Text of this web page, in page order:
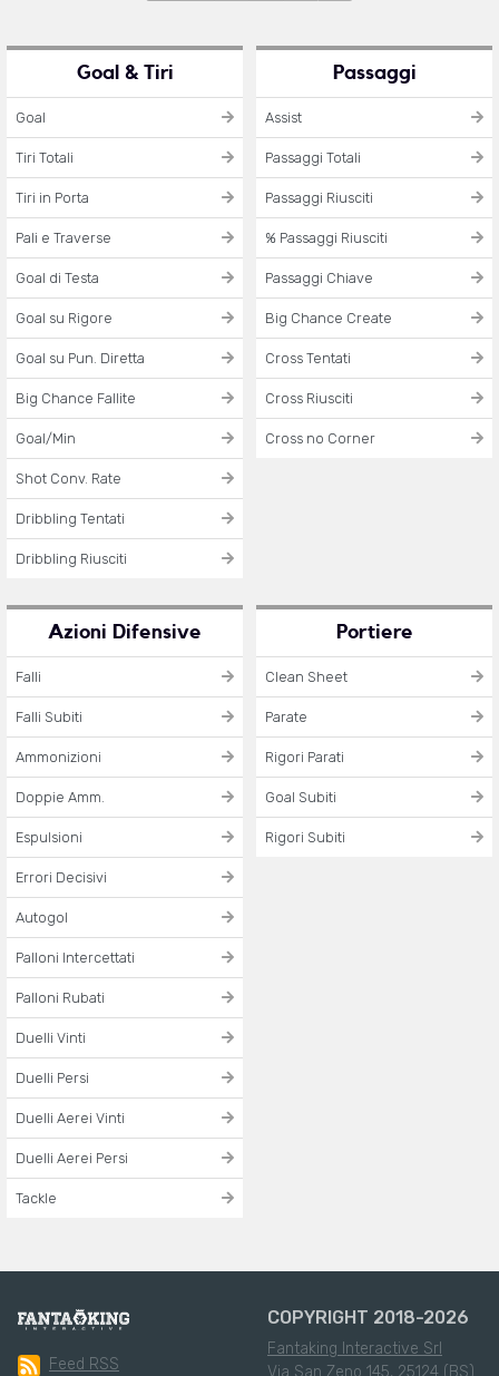
Goal & Tiri
Goal
Tiri Totali
Tiri in Porta
Pali e Traverse
Goal di Testa
Goal su Rigore
Goal su Pun. Diretta
Big Chance Fallite
Goal/Min
Shot Conv. Rate
Dribbling Tentati
Dribbling Riusciti
Passaggi
Assist
Passaggi Totali
Passaggi Riusciti
% Passaggi Riusciti
Passaggi Chiave
Big Chance Create
Cross Tentati
Cross Riusciti
Cross no Corner
Azioni Difensive
Falli
Falli Subiti
Ammonizioni
Doppie Amm.
Espulsioni
Errori Decisivi
Autogol
Palloni Intercettati
Palloni Rubati
Duelli Vinti
Duelli Persi
Duelli Aerei Vinti
Duelli Aerei Persi
Tackle
Portiere
Clean Sheet
Parate
Rigori Parati
Goal Subiti
Rigori Subiti
Feed RSS
COPYRIGHT 2018-2026
Fantaking Interactive Srl